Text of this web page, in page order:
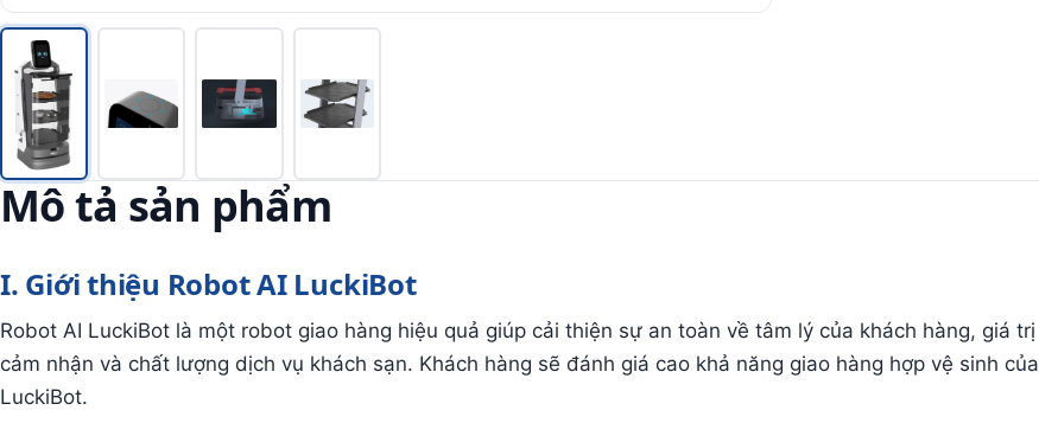
Mô tả sản phẩm
I. Giới thiệu Robot AI LuckiBot
Robot AI LuckiBot là một robot giao hàng hiệu quả giúp cải thiện sự an toàn về tâm lý của khách hàng, giá trị
cảm nhận và chất lượng dịch vụ khách sạn. Khách hàng sẽ đánh giá cao khả năng giao hàng hợp vệ sinh của
LuckiBot.